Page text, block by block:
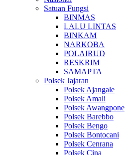
Satuan Fungsi
BINMAS
LALU LINTAS
BINKAM
NARKOBA
POLAIRUD
RESKRIM
SAMAPTA
Polsek Jajaran
Polsek Ajangale
Polsek Amali
Polsek Awangpone
Polsek Barebbo
Polsek Bengo
Polsek Bontocani
Polsek Cenrana
Polsek Cina